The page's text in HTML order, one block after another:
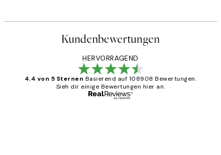
Kundenbewertungen
HERVORRAGEND
4.4 von 5 Sternen Basierend auf 108908 Bewertungen.
Sieh dir einige Bewertungen hier an.